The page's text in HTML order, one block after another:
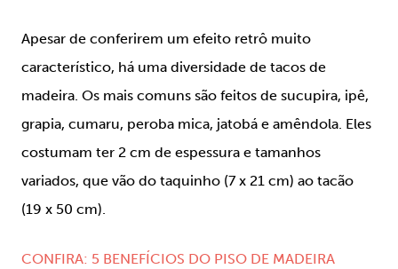
Apesar de conferirem um efeito retrô muito
característico, há uma diversidade de tacos de
madeira. Os mais comuns são feitos de sucupira, ipê,
grapia, cumaru, peroba mica, jatobá e amêndola. Eles
costumam ter 2 cm de espessura e tamanhos
variados, que vão do taquinho (7 x 21 cm) ao tacão
(19 x 50 cm).
CONFIRA: 5 BENEFÍCIOS DO PISO DE MADEIRA